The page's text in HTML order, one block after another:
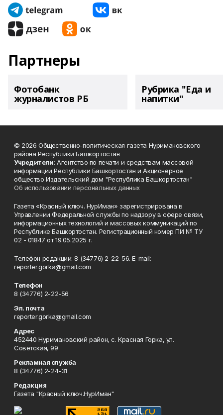
Партнеры
Фотобанк
журналистов РБ
Рубрика "Еда и
напитки"
© 2026 Общественно-политическая газета Нуримановского
района Республики Башкортостан
Учредители: Агентство по печати и средствам массовой
информации Республики Башкортостан и Акционерное
общество Издательский дом "Республика Башкортостан"
Об использовании персональных данных
Газета «Красный ключ. НурИман» зарегистрирована в
Управлении Федеральной службы по надзору в сфере связи,
информационных технологий и массовых коммуникаций по
Республике Башкортостан. Регистрационный номер ПИ № ТУ
02 - 01847 от 19.05.2025 г.
Телефон редакции: 8 (34776) 2-22-56. E-mail:
reporter.gorka@gmail.com
Телефон
8 (34776) 2-22-56
Эл. почта
reporter.gorka@gmail.com
Адрес
452440 Нуримановский район, с. Красная Горка, ул.
Советская, 99
Рекламная служба
8 (34776) 2-24-31
Редакция
Газета "Красный ключ.НурИман"